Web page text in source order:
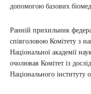
допомогою базових
Ранній прихильник
співголовою Комітету з
Національної академії
очолював Комітет із
Національного інституту